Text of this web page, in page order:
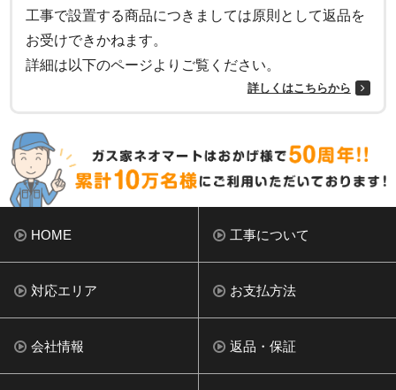
工事で設置する商品につきましては原則として返品を
お受けできかねます。
詳細は以下のページよりご覧ください。
詳しくはこちらから
HOME 工事について
対応エリア お支払方法
会社情報 返品・保証